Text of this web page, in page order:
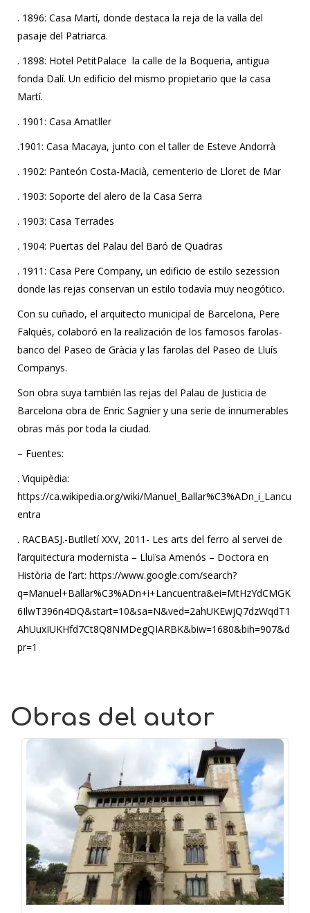
. 1896: Casa Martí, donde destaca la reja de la valla del
pasaje del Patriarca.
. 1898: Hotel PetitPalace la calle de la Boqueria, antigua
fonda Dalí. Un edificio del mismo propietario que la casa
Martí.
. 1901: Casa Amatller
.1901: Casa Macaya, junto con el taller de Esteve Andorrà
. 1902: Panteón Costa-Macià, cementerio de Lloret de Mar
. 1903: Soporte del alero de la Casa Serra
. 1903: Casa Terrades
. 1904: Puertas del Palau del Baró de Quadras
. 1911: Casa Pere Company, un edificio de estilo sezession
donde las rejas conservan un estilo todavía muy neogótico.
Con su cuñado, el arquitecto municipal de Barcelona, Pere
Falqués, colaboró en la realización de los famosos farolas-
banco del Paseo de Gràcia y las farolas del Paseo de Lluís
Companys.
Son obra suya también las rejas del Palau de Justicia de
Barcelona obra de Enric Sagnier y una serie de innumerables
obras más por toda la ciudad.
– Fuentes:
. Viquipèdia:
https://ca.wikipedia.org/wiki/Manuel_Ballar%C3%ADn_i_Lancu
entra
. RACBASJ.-Butlletí XXV, 2011- Les arts del ferro al servei de
l’arquitectura modernista – Lluïsa Amenós – Doctora en
Història de l’art: https://www.google.com/search?
q=Manuel+Ballar%C3%ADn+i+Lancuentra&ei=MtHzYdCMGK
6IlwT396n4DQ&start=10&sa=N&ved=2ahUKEwjQ7dzWqdT1
AhUuxIUKHfd7Ct8Q8NMDegQIARBK&biw=1680&bih=907&d
pr=1
Obras del autor